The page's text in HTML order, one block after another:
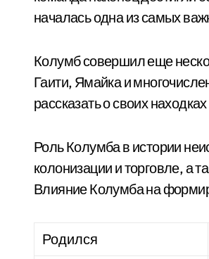
началась одна из самых
Колумб совершил еще
Гаити, Ямайка и
рассказать о своих
Роль Колумба в истории
колонизации и торговле, а
Влияние Колумба на
Родился